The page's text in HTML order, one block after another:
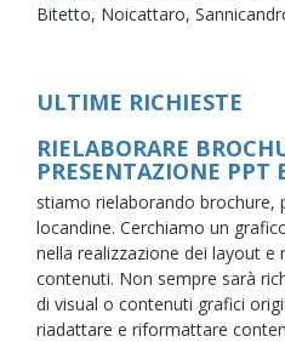
Bitetto, Noicattaro,
ULTIME RICHIESTE
RIELABORARE
PRESENTAZIONE PPT
stiamo rielaborando brochure,
locandine. Cerchiamo un
nella realizzazione dei layout e
contenuti. Non sempre sarà
di visual o contenuti grafici
riadattare e riformattare